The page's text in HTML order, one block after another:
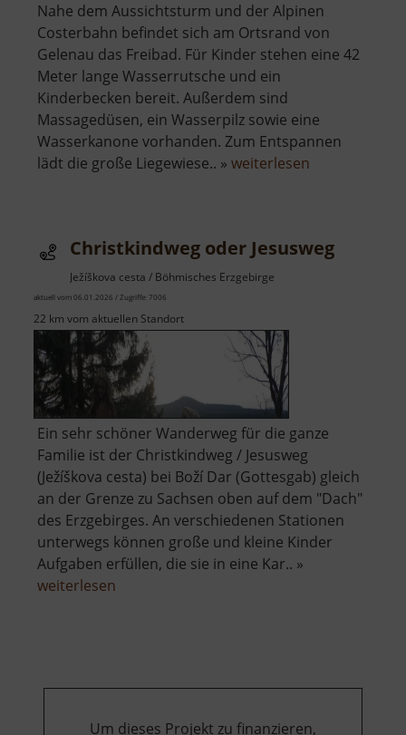
Nahe dem Aussichtsturm und der Alpinen
Costerbahn befindet sich am Ortsrand von
Gelenau das Freibad. Für Kinder stehen eine 42
Meter lange Wasserrutsche und ein
Kinderbecken bereit. Außerdem sind
Massagedüsen, ein Wasserpilz sowie eine
Wasserkanone vorhanden. Zum Entspannen
lädt die große Liegewiese.. » weiterlesen
Christkindweg oder Jesusweg
Ježíškova cesta / Böhmisches Erzgebirge
aktuell vom 06.01.2026 / Zugriffe: 7006
22 km vom aktuellen Standort
Ein sehr schöner Wanderweg für die ganze
Familie ist der Christkindweg / Jesusweg
(Ježíškova cesta) bei Boží Dar (Gottesgab) gleich
an der Grenze zu Sachsen oben auf dem "Dach"
des Erzgebirges. An verschiedenen Stationen
unterwegs können große und kleine Kinder
Aufgaben erfüllen, die sie in eine Kar.. »
weiterlesen
Um dieses Projekt zu finanzieren,